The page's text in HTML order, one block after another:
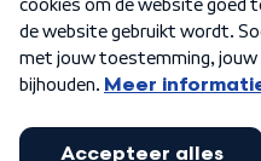
Algemene voorwaarden